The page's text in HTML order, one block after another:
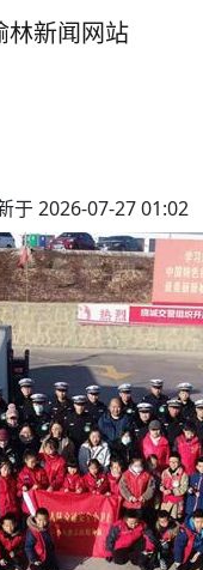
于 2026-07-27 01:02